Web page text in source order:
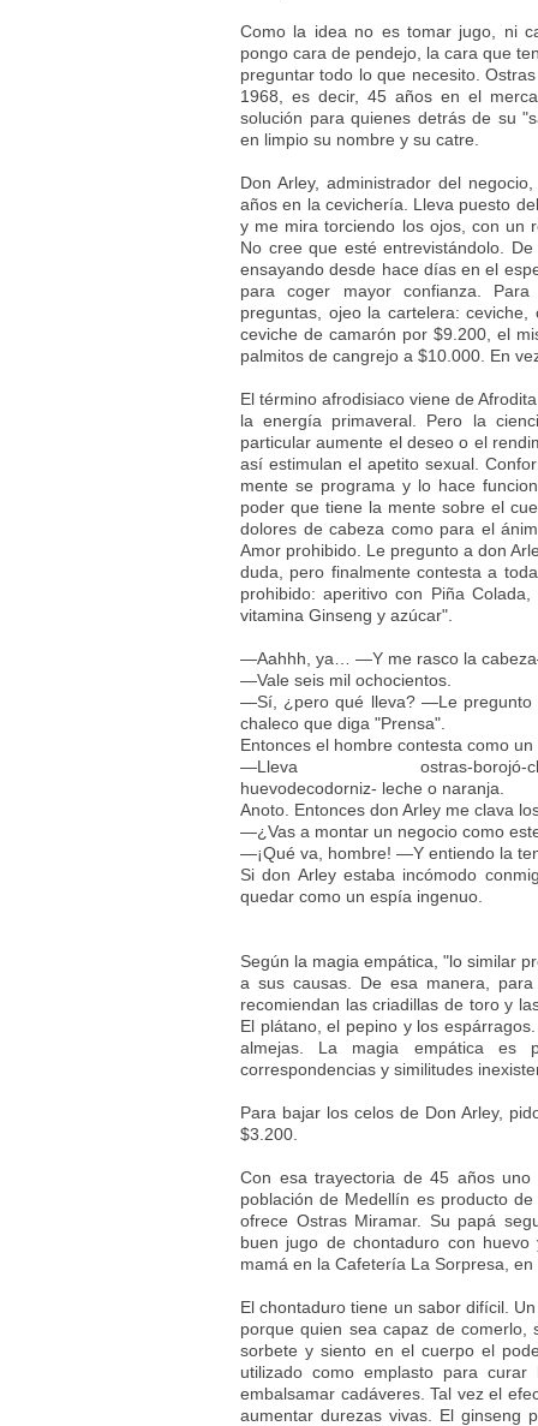
Como la idea no es tomar jugo, ni
pongo cara de pendejo, la cara que
preguntar todo lo que necesito.
1968, es decir, 45 años en el
solución para quienes detrás de su
en limpio su nombre y su catre.
Don Arley, administrador del
años en la cevichería. Lleva puesto
y me mira torciendo los ojos, con un
No cree que esté entrevistándolo.
ensayando desde hace días en el
para coger mayor confianza.
preguntas, ojeo la cartelera:
ceviche de camarón por $9.200, el
palmitos de cangrejo a $10.000. En
El término afrodisiaco viene de
la energía primaveral. Pero la
particular aumente el deseo o el
así estimulan el apetito sexual.
mente se programa y lo hace
poder que tiene la mente sobre el
dolores de cabeza como para el
Amor prohibido. Le pregunto a don
duda, pero finalmente contesta a
prohibido: aperitivo con Piña
vitamina Ginseng y azúcar".
—Aahhh, ya… —Y me rasco la
—Vale seis mil ochocientos.
—Sí, ¿pero qué lleva? —Le pregunto
chaleco que diga "Prensa".
Entonces el hombre contesta como un
—Lleva ostras-borojó-
huevodecodorniz- leche o naranja.
Anoto. Entonces don Arley me clava
—¿Vas a montar un negocio como
—¡Qué va, hombre! —Y entiendo la
Si don Arley estaba incómodo
quedar como un espía ingenuo.
Según la magia empática, "lo similar
a sus causas. De esa manera,
recomiendan las criadillas de toro y
El plátano, el pepino y los
almejas. La magia empática es
correspondencias y similitudes
Para bajar los celos de Don Arley,
$3.200.
Con esa trayectoria de 45 años
población de Medellín es producto
ofrece Ostras Miramar. Su papá
buen jugo de chontaduro con
mamá en la Cafetería La Sorpresa,
El chontaduro tiene un sabor difícil.
porque quien sea capaz de
sorbete y siento en el cuerpo el
utilizado como emplasto para
embalsamar cadáveres. Tal vez el
aumentar durezas vivas. El ginseng